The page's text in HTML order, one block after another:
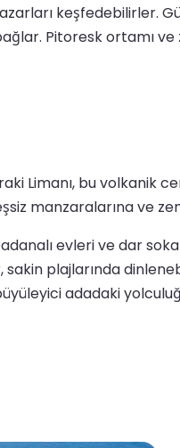
Pitoresk ortamı
Limanı, bu volkanik
manzaralarına ve
evleri ve dar
plajlarında
adadaki